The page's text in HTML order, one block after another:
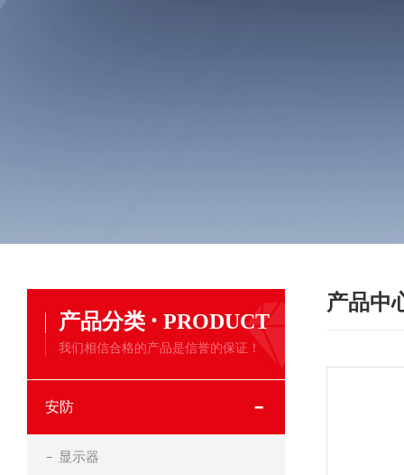
产品分类 · PRODUCT
我们相信合格的产品是信誉的保证！
安防
显示器
产品中